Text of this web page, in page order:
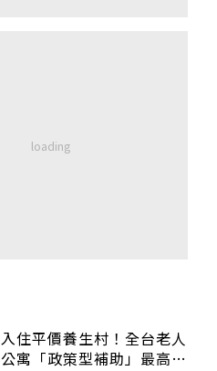
入住平價養生村！全台老人
公寓「政策型補助」最高打